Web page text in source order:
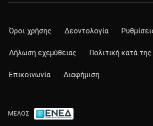
Όροι χρήσης Δεοντολογία
Δήλωση εχεμύθειας Πολιτική κατά
Επικοινωνία Διαφήμιση
ΜΕΛΟΣ